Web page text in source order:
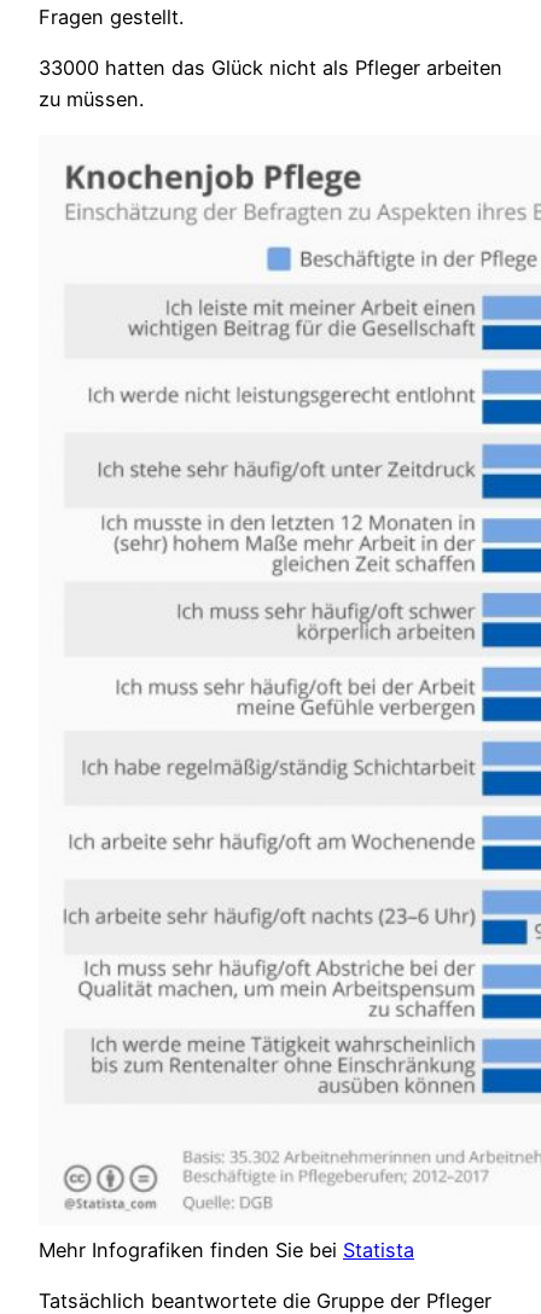
Fragen gestellt.
33000 hatten das Glück nicht als Pfleger arbeiten
zu müssen.
Mehr Infografiken finden Sie bei Statista
Tatsächlich beantwortete die Gruppe der Pfleger